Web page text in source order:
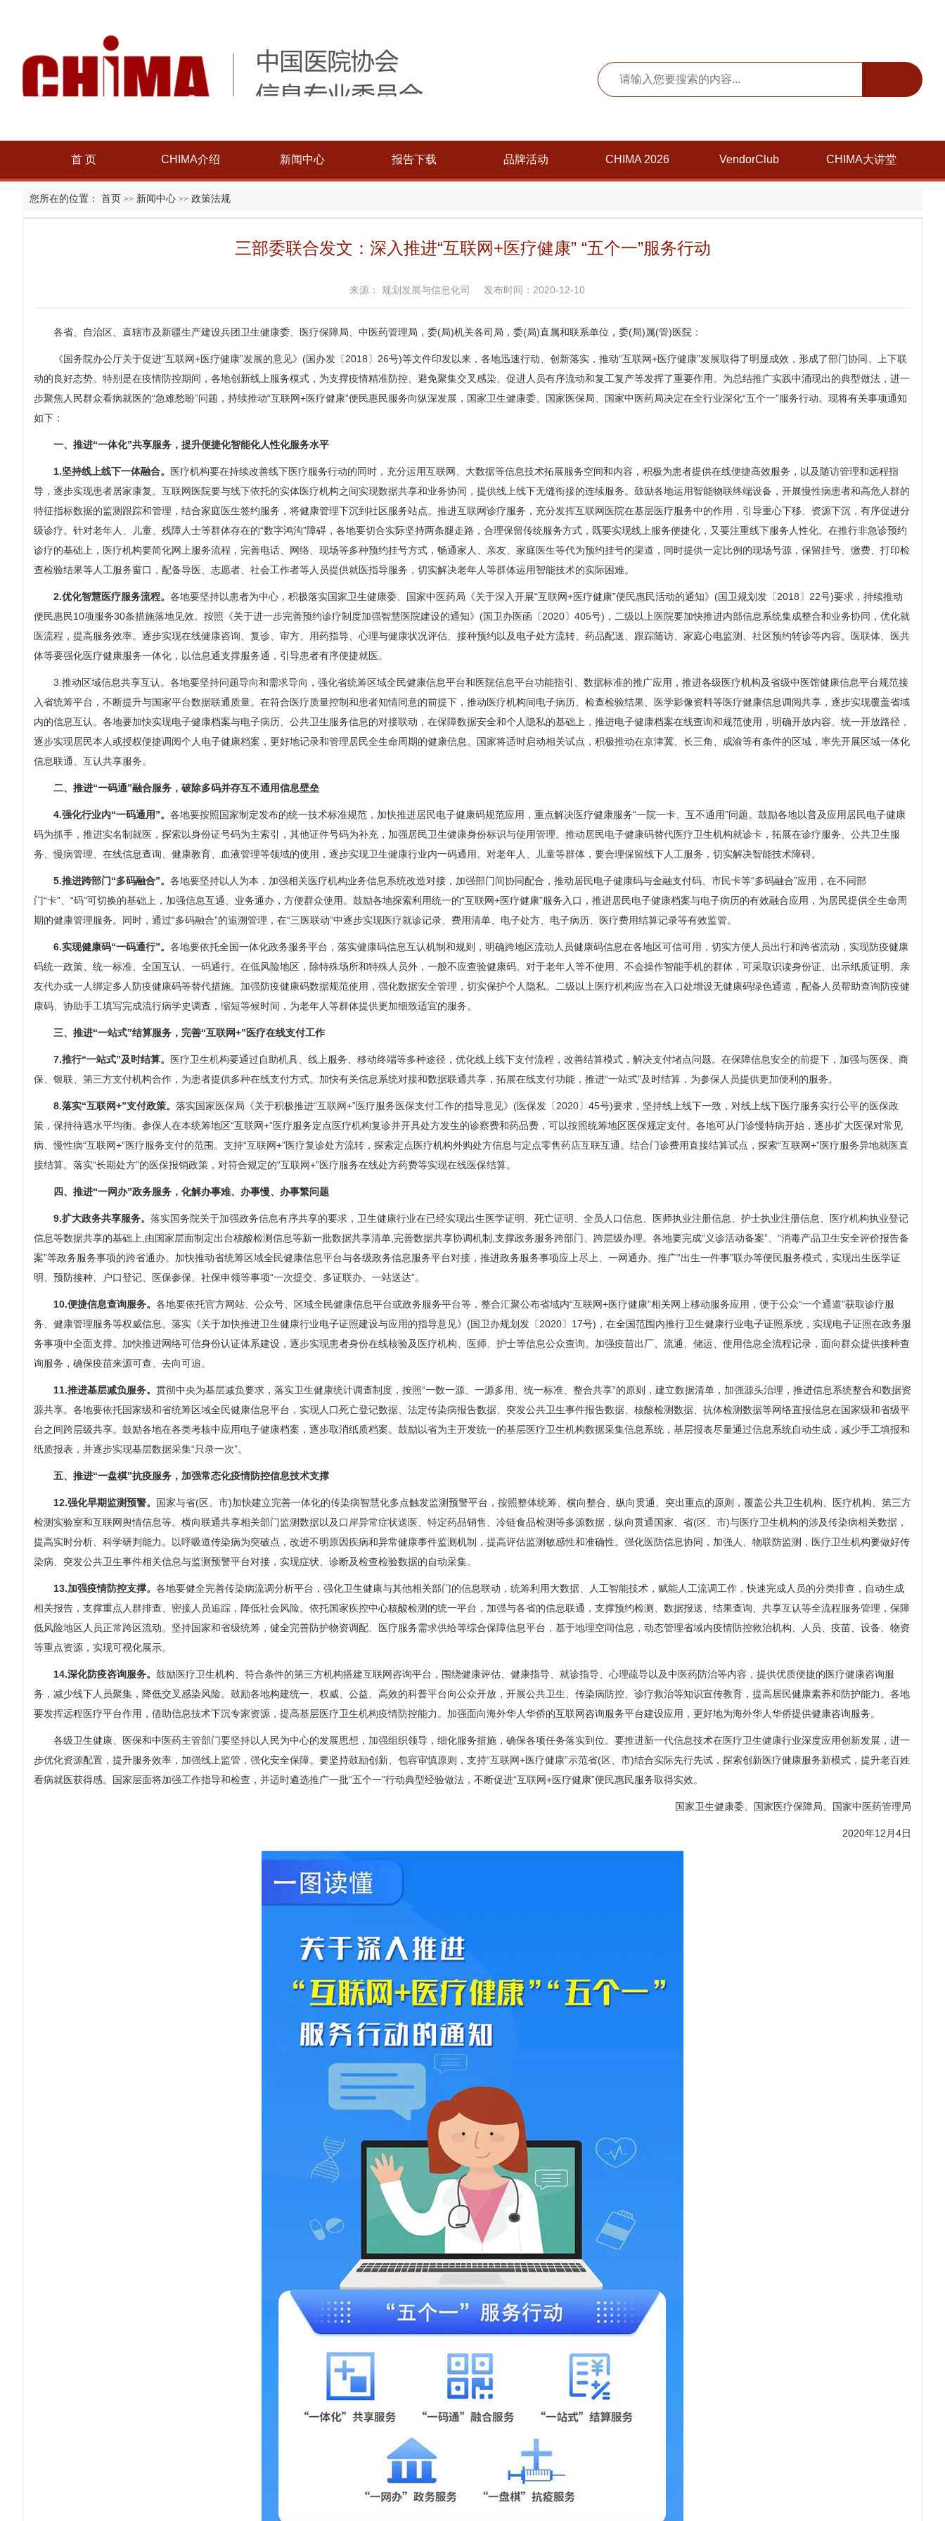
首 页 CHIMA介绍 新闻中心 报告下载 品牌活动 CHIMA 2026 VendorClub CHIMA大讲堂
您所在的位置： 首页 >> 新闻中心 >> 政策法规
三部委联合发文：深入推进“互联网+医疗健康” “五个一”服务行动
来源： 规划发展与信息化司 发布时间：2020-12-10
各省、自治区、直辖市及新疆生产建设兵团卫生健康委、医疗保障局、中医药管理局，委(局)机关各司局，委(局)直属和联系单位，委(局)属(管)医院：
《国务院办公厅关于促进“互联网+医疗健康”发展的意见》(国办发〔2018〕26号)等文件印发以来，各地迅速行动、创新落实，推动“互联网+医疗健康”发展取得了明显成效，形成了部门协同、上下联
动的良好态势。特别是在疫情防控期间，各地创新线上服务模式，为支撑疫情精准防控、避免聚集交叉感染、促进人员有序流动和复工复产等发挥了重要作用。为总结推广实践中涌现出的典型做法，进一
步聚焦人民群众看病就医的“急难愁盼”问题，持续推动“互联网+医疗健康”便民惠民服务向纵深发展，国家卫生健康委、国家医保局、国家中医药局决定在全行业深化“五个一”服务行动。现将有关事项通知
如下：
一、推进“一体化”共享服务，提升便捷化智能化人性化服务水平
1.坚持线上线下一体融合。
医疗机构要在持续改善线下医疗服务行动的同时，充分运用互联网、大数据等信息技术拓展服务空间和内容，积极为患者提供在线便捷高效服务，以及随访管理和远程指
导，逐步实现患者居家康复。互联网医院要与线下依托的实体医疗机构之间实现数据共享和业务协同，提供线上线下无缝衔接的连续服务。鼓励各地运用智能物联终端设备，开展慢性病患者和高危人群的
特征指标数据的监测跟踪和管理，结合家庭医生签约服务，将健康管理下沉到社区服务站点。推进互联网诊疗服务，充分发挥互联网医院在基层医疗服务中的作用，引导重心下移、资源下沉，有序促进分
级诊疗。针对老年人、儿童、残障人士等群体存在的“数字鸿沟”障碍，各地要切合实际坚持两条腿走路，合理保留传统服务方式，既要实现线上服务便捷化，又要注重线下服务人性化。在推行非急诊预约
诊疗的基础上，医疗机构要简化网上服务流程，完善电话、网络、现场等多种预约挂号方式，畅通家人、亲友、家庭医生等代为预约挂号的渠道，同时提供一定比例的现场号源，保留挂号、缴费、打印检
查检验结果等人工服务窗口，配备导医、志愿者、社会工作者等人员提供就医指导服务，切实解决老年人等群体运用智能技术的实际困难。
2.优化智慧医疗服务流程。 各地要坚持以患者为中心，积极落实国家卫生健康委、国家中医药局《关于深入开展“互联网+医疗健康”便民惠民活动的通知》(国卫规划发〔2018〕22号)要求，持续推动
便民惠民10项服务30条措施落地见效。按照《关于进一步完善预约诊疗制度加强智慧医院建设的通知》(国卫办医函〔2020〕405号)，二级以上医院要加快推进内部信息系统集成整合和业务协同，优化就
医流程，提高服务效率。逐步实现在线健康咨询、复诊、审方、用药指导、心理与健康状况评估、接种预约以及电子处方流转、药品配送、跟踪随访、家庭心电监测、社区预约转诊等内容。医联体、医共
体等要强化医疗健康服务一体化，以信息通支撑服务通，引导患者有序便捷就医。
3.推动区域信息共享互认。各地要坚持问题导向和需求导向，强化省统筹区域全民健康信息平台和医院信息平台功能指引、数据标准的推广应用，推进各级医疗机构及省级中医馆健康信息平台规范接
入省统筹平台，不断提升与国家平台数据联通质量。在符合医疗质量控制和患者知情同意的前提下，推动医疗机构间电子病历、检查检验结果、医学影像资料等医疗健康信息调阅共享，逐步实现覆盖省域
内的信息互认。各地要加快实现电子健康档案与电子病历、公共卫生服务信息的对接联动，在保障数据安全和个人隐私的基础上，推进电子健康档案在线查询和规范使用，明确开放内容、统一开放路径，
逐步实现居民本人或授权便捷调阅个人电子健康档案，更好地记录和管理居民全生命周期的健康信息。国家将适时启动相关试点，积极推动在京津冀、长三角、成渝等有条件的区域，率先开展区域一体化
信息联通、互认共享服务。
二、推进“一码通”融合服务，破除多码并存互不通用信息壁垒
4.强化行业内“一码通用”。 各地要按照国家制定发布的统一技术标准规范，加快推进居民电子健康码规范应用，重点解决医疗健康服务“一院一卡、互不通用”问题。鼓励各地以普及应用居民电子健康
码为抓手，推进实名制就医，探索以身份证号码为主索引，其他证件号码为补充，加强居民卫生健康身份标识与使用管理。推动居民电子健康码替代医疗卫生机构就诊卡，拓展在诊疗服务、公共卫生服
务、慢病管理、在线信息查询、健康教育、血液管理等领域的使用，逐步实现卫生健康行业内一码通用。对老年人、儿童等群体，要合理保留线下人工服务，切实解决智能技术障碍。
5.推进跨部门“多码融合”。 各地要坚持以人为本，加强相关医疗机构业务信息系统改造对接，加强部门间协同配合，推动居民电子健康码与金融支付码、市民卡等“多码融合”应用，在不同部
门“卡”、“码”可切换的基础上，加强信息互通、业务通办，方便群众使用。鼓励各地探索利用统一的“互联网+医疗健康”服务入口，推进居民电子健康档案与电子病历的有效融合应用，为居民提供全生命周
期的健康管理服务。同时，通过“多码融合”的追溯管理，在“三医联动”中逐步实现医疗就诊记录、费用清单、电子处方、电子病历、医疗费用结算记录等有效监管。
6.实现健康码“一码通行”。 各地要依托全国一体化政务服务平台，落实健康码信息互认机制和规则，明确跨地区流动人员健康码信息在各地区可信可用，切实方便人员出行和跨省流动，实现防疫健康
码统一政策、统一标准、全国互认、一码通行。在低风险地区，除特殊场所和特殊人员外，一般不应查验健康码。对于老年人等不使用、不会操作智能手机的群体，可采取识读身份证、出示纸质证明、亲
友代办或一人绑定多人防疫健康码等替代措施。加强防疫健康码数据规范使用，强化数据安全管理，切实保护个人隐私。二级以上医疗机构应当在入口处增设无健康码绿色通道，配备人员帮助查询防疫健
康码、协助手工填写完成流行病学史调查，缩短等候时间，为老年人等群体提供更加细致适宜的服务。
三、推进“一站式”结算服务，完善“互联网+”医疗在线支付工作
7.推行“一站式”及时结算。
医疗卫生机构要通过自助机具、线上服务、移动终端等多种途径，优化线上线下支付流程，改善结算模式，解决支付堵点问题。在保障信息安全的前提下，加强与医保、商
保、银联、第三方支付机构合作，为患者提供多种在线支付方式。加快有关信息系统对接和数据联通共享，拓展在线支付功能，推进“一站式”及时结算，为参保人员提供更加便利的服务。
8.落实“互联网+”支付政策。 落实国家医保局《关于积极推进“互联网+”医疗服务医保支付工作的指导意见》(医保发〔2020〕45号)要求，坚持线上线下一致，对线上线下医疗服务实行公平的医保政
策，保持待遇水平均衡。参保人在本统筹地区“互联网+”医疗服务定点医疗机构复诊并开具处方发生的诊察费和药品费，可以按照统筹地区医保规定支付。各地可从门诊慢特病开始，逐步扩大医保对常见
病、慢性病“互联网+”医疗服务支付的范围。支持“互联网+”医疗复诊处方流转，探索定点医疗机构外购处方信息与定点零售药店互联互通。结合门诊费用直接结算试点，探索“互联网+”医疗服务异地就医直
接结算。落实“长期处方”的医保报销政策，对符合规定的“互联网+”医疗服务在线处方药费等实现在线医保结算。
四、推进“一网办”政务服务，化解办事难、办事慢、办事繁问题
9.扩大政务共享服务。 落实国务院关于加强政务信息有序共享的要求，卫生健康行业在已经实现出生医学证明、死亡证明、全员人口信息、医师执业注册信息、护士执业注册信息、医疗机构执业登记
信息等数据共享的基础上,由国家层面制定出台核酸检测信息等新一批数据共享清单,完善数据共享协调机制,支撑政务服务跨部门、跨层级办理。各地要完成“义诊活动备案”、“消毒产品卫生安全评价报告备
案”等政务服务事项的跨省通办。加快推动省统筹区域全民健康信息平台与各级政务信息服务平台对接，推进政务服务事项应上尽上、一网通办。推广“出生一件事”联办等便民服务模式，实现出生医学证
明、预防接种、户口登记、医保参保、社保申领等事项“一次提交、多证联办、一站送达”。
10.便捷信息查询服务。 各地要依托官方网站、公众号、区域全民健康信息平台或政务服务平台等，整合汇聚公布省域内“互联网+医疗健康”相关网上移动服务应用，便于公众“一个通道”获取诊疗服
务、健康管理服务等权威信息。落实《关于加快推进卫生健康行业电子证照建设与应用的指导意见》(国卫办规划发〔2020〕17号)，在全国范围内推行卫生健康行业电子证照系统，实现电子证照在政务服
务事项中全面支撑。加快推进网络可信身份认证体系建设，逐步实现患者身份在线核验及医疗机构、医师、护士等信息公众查询。加强疫苗出厂、流通、储运、使用信息全流程记录，面向群众提供接种查
询服务，确保疫苗来源可查、去向可追。
11.推进基层减负服务。 贯彻中央为基层减负要求，落实卫生健康统计调查制度，按照“一数一源、一源多用、统一标准、整合共享”的原则，建立数据清单，加强源头治理，推进信息系统整合和数据资
源共享。各地要依托国家级和省统筹区域全民健康信息平台，实现人口死亡登记数据、法定传染病报告数据、突发公共卫生事件报告数据、核酸检测数据、抗体检测数据等网络直报信息在国家级和省级平
台之间跨层级共享。鼓励各地在各类考核中应用电子健康档案，逐步取消纸质档案。鼓励以省为主开发统一的基层医疗卫生机构数据采集信息系统，基层报表尽量通过信息系统自动生成，减少手工填报和
纸质报表，并逐步实现基层数据采集“只录一次”。
五、推进“一盘棋”抗疫服务，加强常态化疫情防控信息技术支撑
12.强化早期监测预警。
国家与省(区、市)加快建立完善一体化的传染病智慧化多点触发监测预警平台，按照整体统筹、横向整合、纵向贯通、突出重点的原则，覆盖公共卫生机构、医疗机构、第三方
检测实验室和互联网舆情信息等。横向联通共享相关部门监测数据以及口岸异常症状送医、特定药品销售、冷链食品检测等多源数据，纵向贯通国家、省(区、市)与医疗卫生机构的涉及传染病相关数据，
提高实时分析、科学研判能力。以呼吸道传染病为突破点，改进不明原因疾病和异常健康事件监测机制，提高评估监测敏感性和准确性。强化医防信息协同，加强人、物联防监测，医疗卫生机构要做好传
染病、突发公共卫生事件相关信息与监测预警平台对接，实现症状、诊断及检查检验数据的自动采集。
13.加强疫情防控支撑。 各地要健全完善传染病流调分析平台，强化卫生健康与其他相关部门的信息联动，统筹利用大数据、人工智能技术，赋能人工流调工作，快速完成人员的分类排查，自动生成
相关报告，支撑重点人群排查、密接人员追踪，降低社会风险。依托国家疾控中心核酸检测的统一平台，加强与各省的信息联通，支撑预约检测、数据报送、结果查询、共享互认等全流程服务管理，保障
低风险地区人员正常跨区流动。坚持国家和省级统筹，健全完善防护物资调配、医疗服务需求供给等综合保障信息平台，基于地理空间信息，动态管理省域内疫情防控救治机构、人员、疫苗、设备、物资
等重点资源，实现可视化展示。
14.深化防疫咨询服务。 鼓励医疗卫生机构、符合条件的第三方机构搭建互联网咨询平台，围绕健康评估、健康指导、就诊指导、心理疏导以及中医药防治等内容，提供优质便捷的医疗健康咨询服
务，减少线下人员聚集，降低交叉感染风险。鼓励各地构建统一、权威、公益、高效的科普平台向公众开放，开展公共卫生、传染病防控、诊疗救治等知识宣传教育，提高居民健康素养和防护能力。各地
要发挥远程医疗平台作用，借助信息技术下沉专家资源，提高基层医疗卫生机构疫情防控能力。加强面向海外华人华侨的互联网咨询服务平台建设应用，更好地为海外华人华侨提供健康咨询服务。
各级卫生健康、医保和中医药主管部门要坚持以人民为中心的发展思想，加强组织领导，细化服务措施，确保各项任务落实到位。要推进新一代信息技术在医疗卫生健康行业深度应用创新发展，进一
步优化资源配置，提升服务效率，加强线上监管，强化安全保障。要坚持鼓励创新、包容审慎原则，支持“互联网+医疗健康”示范省(区、市)结合实际先行先试，探索创新医疗健康服务新模式，提升老百姓
看病就医获得感。国家层面将加强工作指导和检查，并适时遴选推广一批“五个一”行动典型经验做法，不断促进“互联网+医疗健康”便民惠民服务取得实效。
国家卫生健康委、国家医疗保障局、国家中医药管理局
2020年12月4日